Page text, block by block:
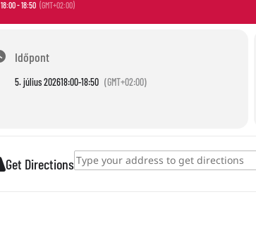
18:00 - 18:50 (GMT+02:00)
Időpont
5. július 202618:00-18:50 (GMT+02:00)
Get DirectionsAddress - Ein Telefon aus einem Pappbecher basteln []